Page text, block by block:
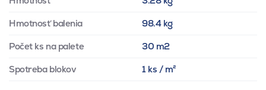
Hmotnosť balenia 98.4 kg
Počet ks na palete 30 m2
Spotreba blokov 1 ks / m²